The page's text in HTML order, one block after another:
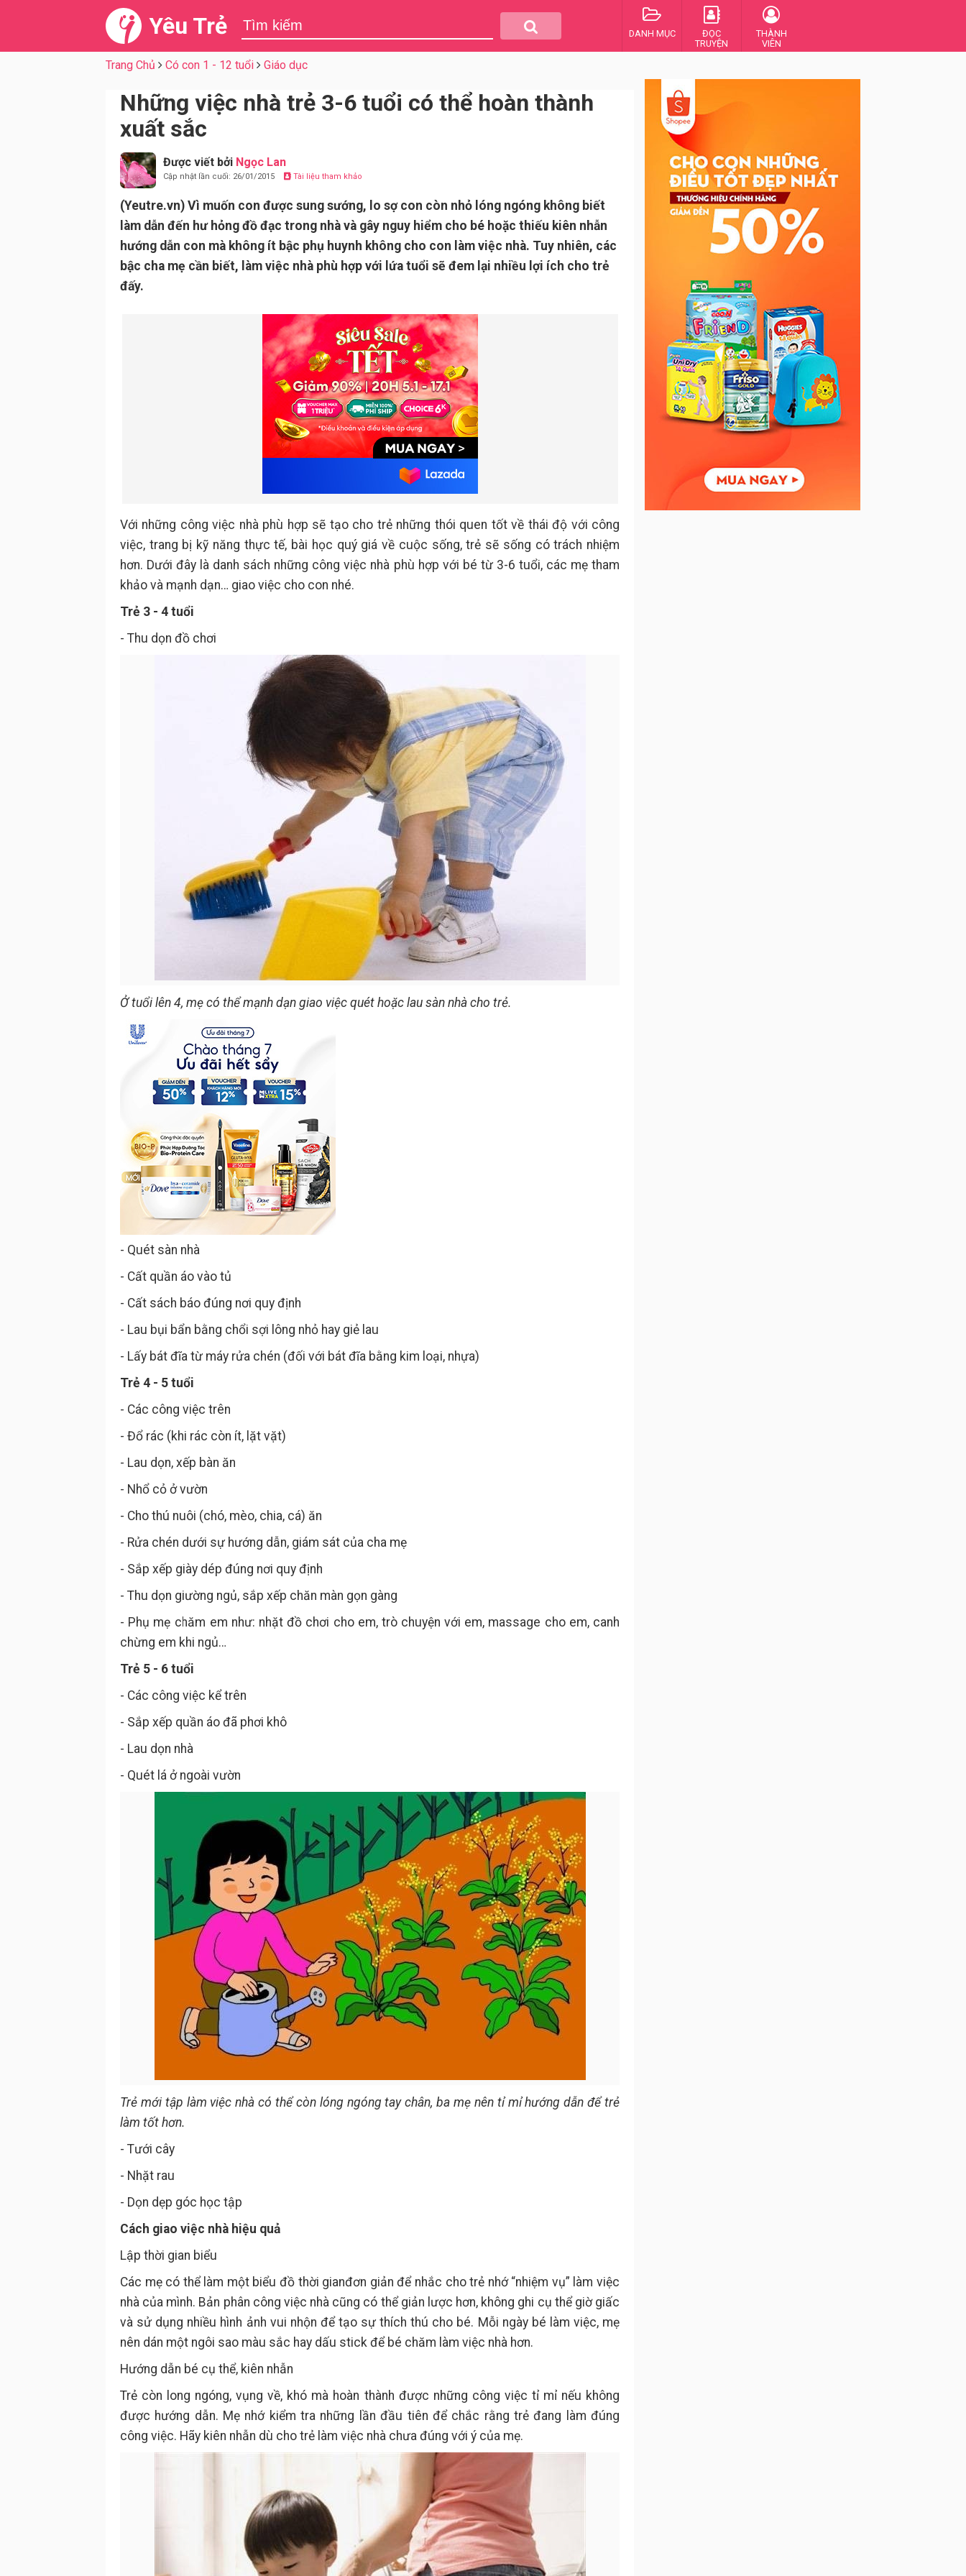
Yêu Trẻ DANH MỤC
ĐỌC
TRUYỆN
THÀNH
VIÊN
Trang Chủ Có con 1 - 12 tuổi Giáo dục
Những việc nhà trẻ 3-6 tuổi có thể hoàn thành
xuất sắc
Được viết bởi Ngọc Lan
Cập nhật lần cuối: 26/01/2015 Tài liệu tham khảo
(Yeutre.vn) Vì muốn con được sung sướng, lo sợ con còn nhỏ lóng ngóng không biết
làm dẫn đến hư hỏng đồ đạc trong nhà và gây nguy hiểm cho bé hoặc thiếu kiên nhẫn
hướng dẫn con mà không ít bậc phụ huynh không cho con làm việc nhà. Tuy nhiên, các
bậc cha mẹ cần biết, làm việc nhà phù hợp với lứa tuổi sẽ đem lại nhiều lợi ích cho trẻ
đấy.
Với những công việc nhà phù hợp sẽ tạo cho trẻ những thói quen tốt về thái độ với công
việc, trang bị kỹ năng thực tế, bài học quý giá về cuộc sống, trẻ sẽ sống có trách nhiệm
hơn. Dưới đây là danh sách những công việc nhà phù hợp với bé từ 3-6 tuổi, các mẹ tham
khảo và mạnh dạn… giao việc cho con nhé.
Trẻ 3 - 4 tuổi
- Thu dọn đồ chơi
Ở tuổi lên 4, mẹ có thể mạnh dạn giao việc quét hoặc lau sàn nhà cho trẻ.
- Quét sàn nhà
- Cất quần áo vào tủ
- Cất sách báo đúng nơi quy định
- Lau bụi bẩn bằng chổi sợi lông nhỏ hay giẻ lau
- Lấy bát đĩa từ máy rửa chén (đối với bát đĩa bằng kim loại, nhựa)
Trẻ 4 - 5 tuổi
- Các công việc trên
- Đổ rác (khi rác còn ít, lặt vặt)
- Lau dọn, xếp bàn ăn
- Nhổ cỏ ở vườn
- Cho thú nuôi (chó, mèo, chia, cá) ăn
- Rửa chén dưới sự hướng dẫn, giám sát của cha mẹ
- Sắp xếp giày dép đúng nơi quy định
- Thu dọn giường ngủ, sắp xếp chăn màn gọn gàng
- Phụ mẹ chăm em như: nhặt đồ chơi cho em, trò chuyện với em, massage cho em, canh
chừng em khi ngủ…
Trẻ 5 - 6 tuổi
- Các công việc kể trên
- Sắp xếp quần áo đã phơi khô
- Lau dọn nhà
- Quét lá ở ngoài vườn
Trẻ mới tập làm việc nhà có thể còn lóng ngóng tay chân, ba mẹ nên tỉ mỉ hướng dẫn để trẻ
làm tốt hơn.
- Tưới cây
- Nhặt rau
- Dọn dẹp góc học tập
Cách giao việc nhà hiệu quả
Lập thời gian biểu
Các mẹ có thể làm một biểu đồ thời gianđơn giản để nhắc cho trẻ nhớ “nhiệm vụ” làm việc
nhà của mình. Bản phân công việc nhà cũng có thể giản lược hơn, không ghi cụ thể giờ giấc
và sử dụng nhiều hình ảnh vui nhộn để tạo sự thích thú cho bé. Mỗi ngày bé làm việc, mẹ
nên dán một ngôi sao màu sắc hay dấu stick để bé chăm làm việc nhà hơn.
Hướng dẫn bé cụ thể, kiên nhẫn
Trẻ còn long ngóng, vụng về, khó mà hoàn thành được những công việc tỉ mỉ nếu không
được hướng dẫn. Mẹ nhớ kiểm tra những lần đầu tiên để chắc rằng trẻ đang làm đúng
công việc. Hãy kiên nhẫn dù cho trẻ làm việc nhà chưa đúng với ý của mẹ.